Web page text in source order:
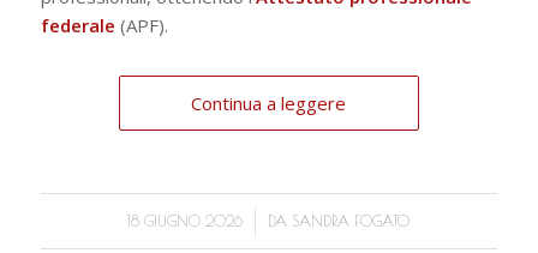
federale (APF).
Continua a leggere
18 GIUGNO 2026
/ DA SANDRA FOGATO